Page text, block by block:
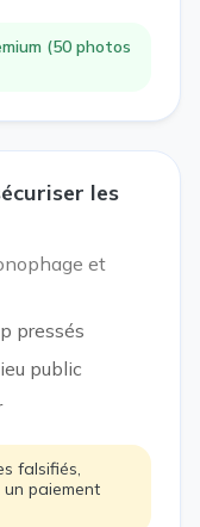
(50 photos
les
et
pressés
public
falsifiés,
paiement